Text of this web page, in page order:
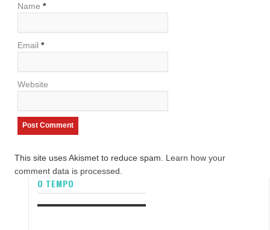
Name *
Email *
Website
This site uses Akismet to reduce spam. Learn how your
comment data is processed.
O TEMPO